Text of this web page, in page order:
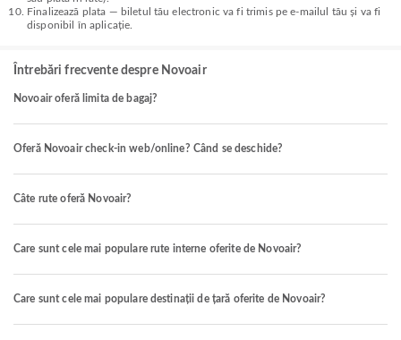
Finalizează plata — biletul tău electronic va fi trimis pe e-mailul tău și va fi
disponibil în aplicație.
Întrebări frecvente despre Novoair
Novoair oferă limita de bagaj?
Oferă Novoair check-in web/online? Când se deschide?
Câte rute oferă Novoair?
Care sunt cele mai populare rute interne oferite de Novoair?
Care sunt cele mai populare destinații de țară oferite de Novoair?